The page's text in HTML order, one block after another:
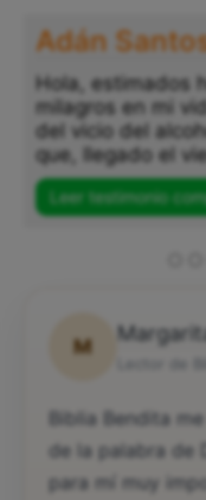
Adán
Hola, estimados
milagros en mi
del vicio del
que, llegado el
Leer testimonio
M
Biblia Bendita
de la palabra de
para mí muy